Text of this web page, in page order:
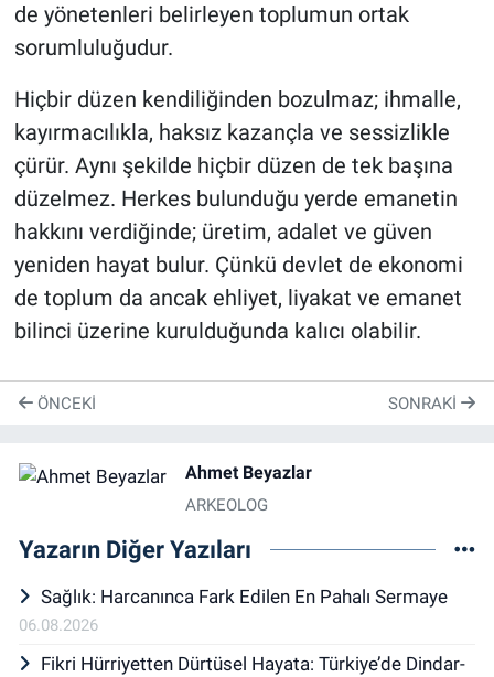
de yönetenleri belirleyen toplumun ortak
sorumluluğudur.
Hiçbir düzen kendiliğinden bozulmaz; ihmalle,
kayırmacılıkla, haksız kazançla ve sessizlikle
çürür. Aynı şekilde hiçbir düzen de tek başına
düzelmez. Herkes bulunduğu yerde emanetin
hakkını verdiğinde; üretim, adalet ve güven
yeniden hayat bulur. Çünkü devlet de ekonomi
de toplum da ancak ehliyet, liyakat ve emanet
bilinci üzerine kurulduğunda kalıcı olabilir.
ÖNCEKI SONRAKI
Ahmet Beyazlar
ARKEOLOG
Yazarın Diğer Yazıları
Sağlık: Harcanınca Fark Edilen En Pahalı Sermaye
06.08.2026
Fikri Hürriyetten Dürtüsel Hayata: Türkiye’de Dindar-